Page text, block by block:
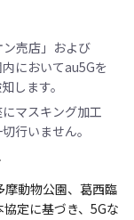
売店」および
においてau5Gを
します。
マスキング加工
行いません。
摩動物公園、葛西臨
定に基づき、5Gな